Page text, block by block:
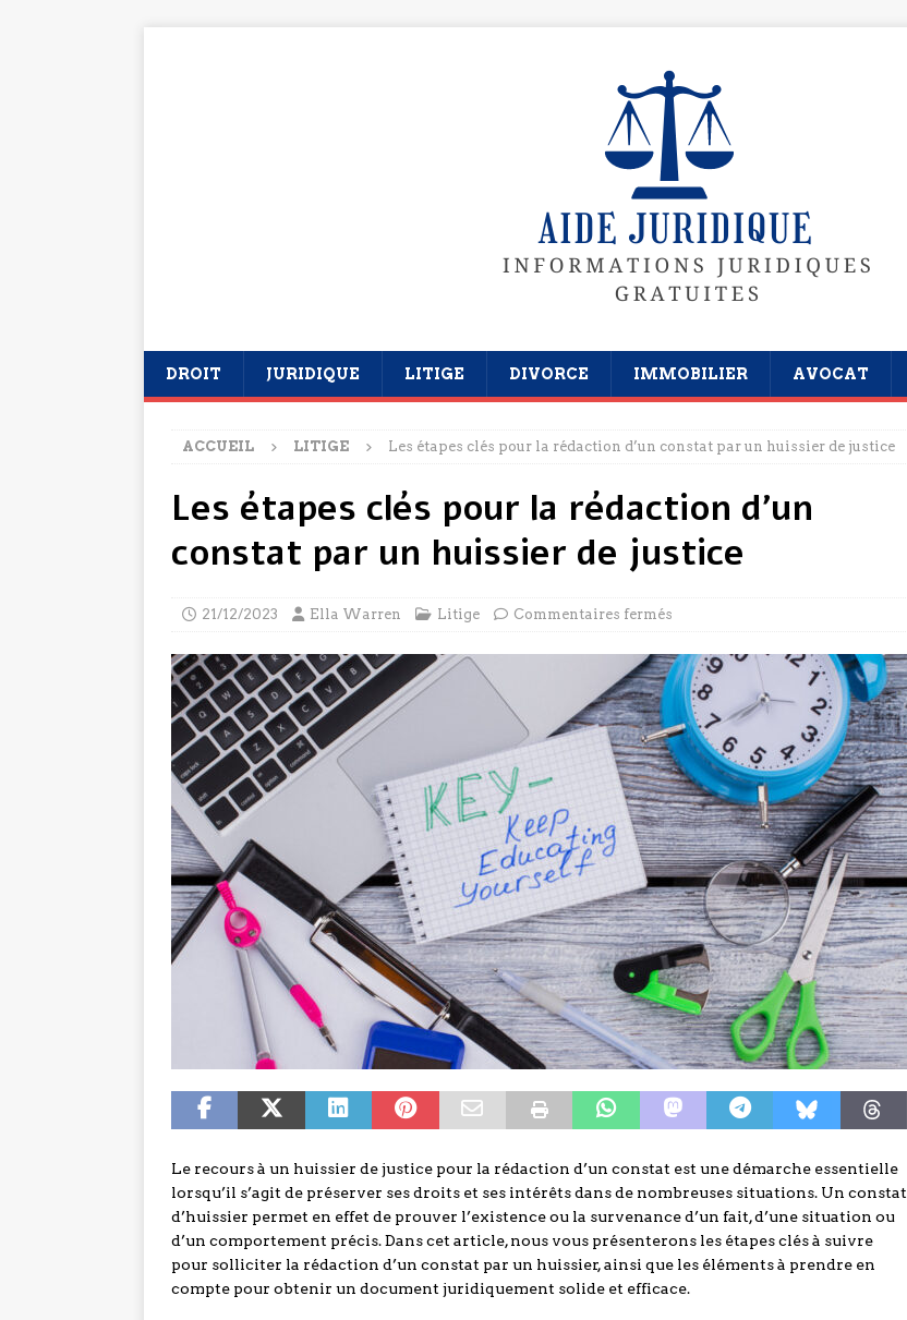
DROIT JURIDIQUE LITIGE DIVORCE IMMOBILIER AVOCAT
ACCUEIL LITIGE Les étapes clés pour la rédaction d’un constat par un huissier de justice
Les étapes clés pour la rédaction d’un
constat par un huissier de justice
21/12/2023 Ella Warren Litige Commentaires fermés
Le recours à un huissier de justice pour la rédaction d’un constat est une démarche essentielle
lorsqu’il s’agit de préserver ses droits et ses intérêts dans de nombreuses situations. Un constat
d’huissier permet en effet de prouver l’existence ou la survenance d’un fait, d’une situation ou
d’un comportement précis. Dans cet article, nous vous présenterons les étapes clés à suivre
pour solliciter la rédaction d’un constat par un huissier, ainsi que les éléments à prendre en
compte pour obtenir un document juridiquement solide et efficace.